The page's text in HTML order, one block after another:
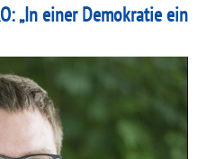
„In einer Demokratie ein